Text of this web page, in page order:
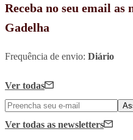
Receba no seu email
Gadelha
Frequência de envio: Diário
Ver todas
Ver todas as newsletters